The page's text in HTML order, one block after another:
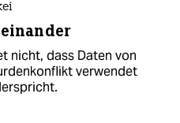
nicht, dass Daten von
verwendet